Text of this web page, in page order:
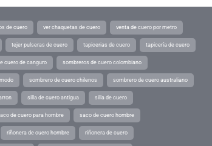
de cuero ver chaquetas de cuero venta de cuero por metro
tejer pulseras de cuero tapicerias de cuero tapicería de cuero
cuero de canguro sombreros de cuero colombiano
sombrero de cuero chilenos sombrero de cuero australiano
silla de cuero antigua silla de cuero
de cuero para hombre saco de cuero hombre
riñonera de cuero hombre riñonera de cuero